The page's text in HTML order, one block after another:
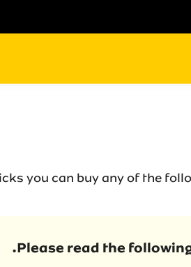
you can buy any of the
Please read the